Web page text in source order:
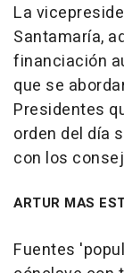
La
Santamaría,
financiación
que se
Presidentes
orden del día
con los
ARTUR MAS
Fuentes